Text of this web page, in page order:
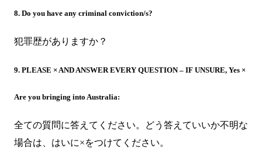
8. Do you have any criminal conviction/s?
犯罪歴がありますか？
9. PLEASE × AND ANSWER EVERY QUESTION – IF UNSURE, Yes ×
Are you bringing into Australia:
全ての質問に答えてください。どう答えていいか不明な
場合は、はいに×をつけてください。